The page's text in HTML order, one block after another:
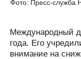
Фото: Пресс-служба
Международный
года. Его
внимание на